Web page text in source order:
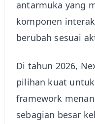
antarmuka yang
komponen
berubah sesuai
Di tahun 2026,
pilihan kuat
framework
sebagian besar